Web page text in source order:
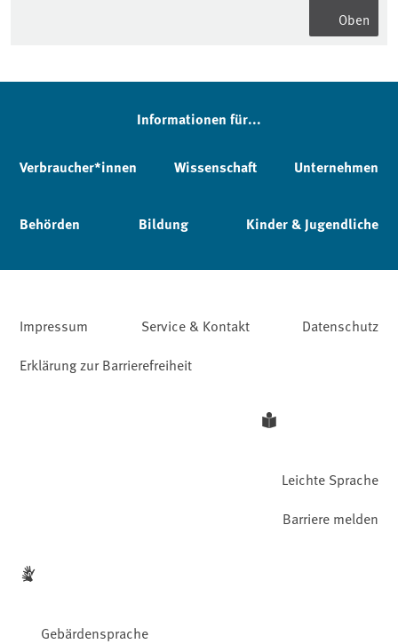
Oben
Informationen für...
Verbraucher*innen Wissenschaft Unternehmen
Behörden Bildung Kinder & Jugendliche
Impressum Service & Kontakt
Datenschutz
Erklärung zur Barrierefreiheit
Leichte Sprache
Gebärdensprache
Barriere melden